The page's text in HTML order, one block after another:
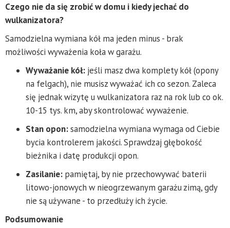
Czego nie da się zrobić w domu i kiedy jechać do
wulkanizatora?
Samodzielna wymiana kół ma jeden minus - brak
możliwości wyważenia koła w garażu.
Wyważanie kół: jeśli masz dwa komplety kół (opony
na felgach), nie musisz wyważać ich co sezon. Zaleca
się jednak wizytę u wulkanizatora raz na rok lub co ok.
10-15 tys. km, aby skontrolować wyważenie.
Stan opon:samodzielna wymiana wymaga od Ciebie
bycia kontrolerem jakości. Sprawdzaj głębokość
bieżnika i datę produkcji opon.
Zasilanie: pamiętaj, by nie przechowywać baterii
litowo-jonowych w nieogrzewanym garażu zimą, gdy
nie są używane - to przedłuży ich życie.
Podsumowanie